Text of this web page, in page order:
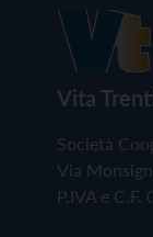
Vita
Società
Via
P.IVA e